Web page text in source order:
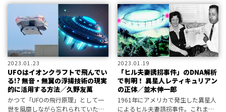
った――。
2023.01.23
UFOはイオンクラフトで飛んでい
る!? 無音・無翼の浮揚技術の現実
的に活用する方法／久野友萬
かつて「UFOの飛行原理」として一
世を風靡しながら忘れられていた技
2023.01.19
「ヒル夫妻誘拐事件」のDNA解析
で判明！ 異星人レティキュリアン
の正体／並木伸一郎
1961年にアメリカで発生した異星人
によるヒル夫妻誘拐事件。これまで